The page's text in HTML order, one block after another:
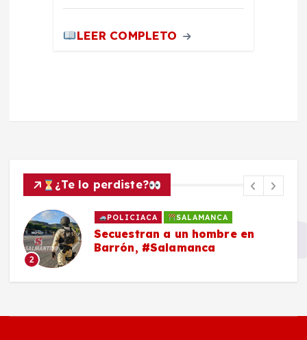
LEER COMPLETO
¿Te lo perdiste?
2
POLICIACA SALAMANCA
Secuestran a un hombre en
Barrón, #Salamanca